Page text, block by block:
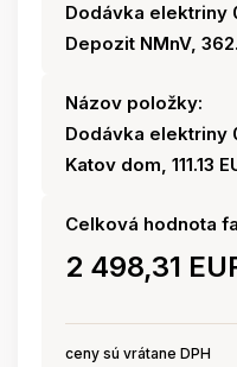
Dodávka elektriny
Depozit NMnV,
Názov položky:
Dodávka elektriny
Katov dom, 111.13
Celková hodnota
2 498,31
ceny sú vrátane DPH